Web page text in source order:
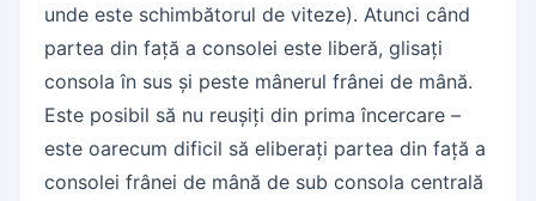
unde este schimbătorul de viteze). Atunci când
partea din față a consolei este liberă, glisați
consola în sus și peste mânerul frânei de mână.
Este posibil să nu reușiți din prima încercare –
este oarecum dificil să eliberați partea din față a
consolei frânei de mână de sub consola centrală